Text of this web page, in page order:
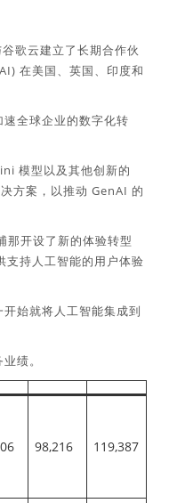
歌云建立了长期合作伙
在美国、英国、印度和
全球企业的数字化转
模型以及其他创新的
方案，以推动 GenAI 的
那开设了新的体验转型
支持人工智能的用户体验
始就将人工智能集成到
绩。
98,216 119,387